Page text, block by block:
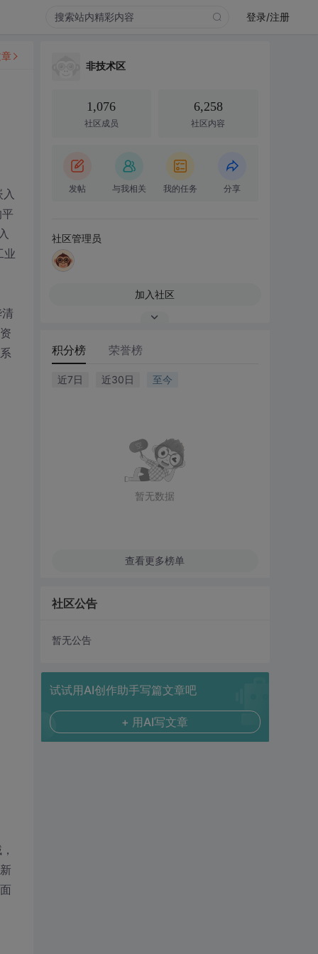
登录/注册
业
非技术区
1,076
社区成员
6,258
社区内容
发帖 与我相关 我的任务 分享
社区管理员
加入社区
积分榜 荣誉榜
近7日 近30日 至今
暂无数据
查看更多榜单
社区公告
暂无公告
试试用AI创作助手写篇文章吧
+ 用AI写文章